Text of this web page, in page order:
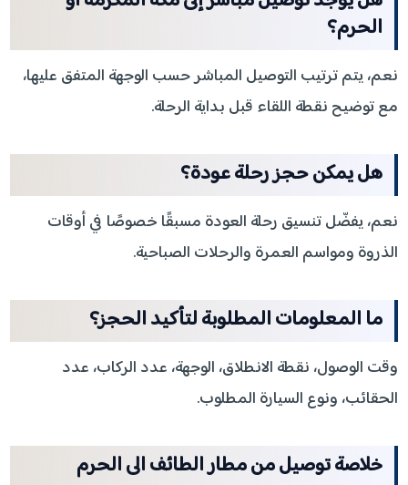
الحرم؟
نعم، يتم ترتيب التوصيل المباشر حسب الوجهة المتفق عليها،
مع توضيح نقطة اللقاء قبل بداية الرحلة.
هل يمكن حجز رحلة عودة؟
نعم، يفضّل تنسيق رحلة العودة مسبقًا خصوصًا في أوقات
الذروة ومواسم العمرة والرحلات الصباحية.
ما المعلومات المطلوبة لتأكيد الحجز؟
وقت الوصول، نقطة الانطلاق، الوجهة، عدد الركاب، عدد
الحقائب، ونوع السيارة المطلوب.
خلاصة توصيل من مطار الطائف الى الحرم